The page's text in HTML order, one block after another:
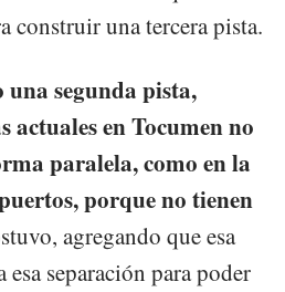
construir una tercera pista.
segunda pista,
actuales en Tocumen no
paralela, como en la
porque no tienen
agregando que esa
separación para poder